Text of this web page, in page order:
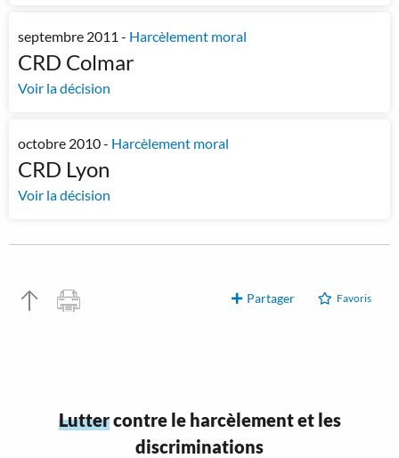
septembre 2011 - Harcèlement moral
CRD Colmar
Voir la décision
octobre 2010 - Harcèlement moral
CRD Lyon
Voir la décision
Partager Favoris
Luttercontre le harcèlement et les
discriminations